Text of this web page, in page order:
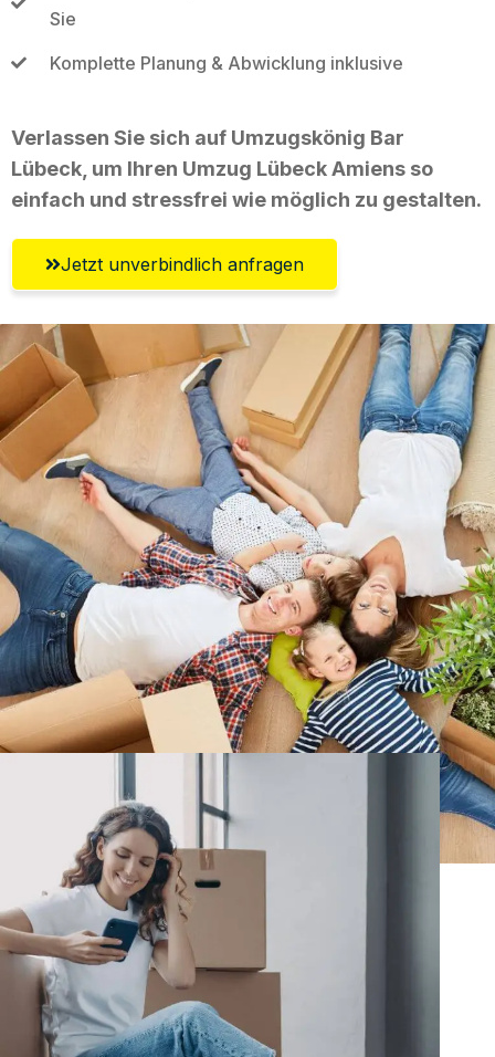
Sie
Komplette Planung & Abwicklung inklusive
Verlassen Sie sich auf Umzugskönig Bar
Lübeck, um Ihren Umzug Lübeck Amiens so
einfach und stressfrei wie möglich zu gestalten.
Jetzt unverbindlich anfragen